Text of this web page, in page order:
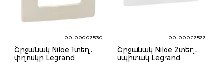
00-00002530
Շրջանակ Niloe 1տեղ․
փղոսկր Legrand
00-00002522
Շրջանակ Niloe 2տեղ․
սպիտակ Legrand